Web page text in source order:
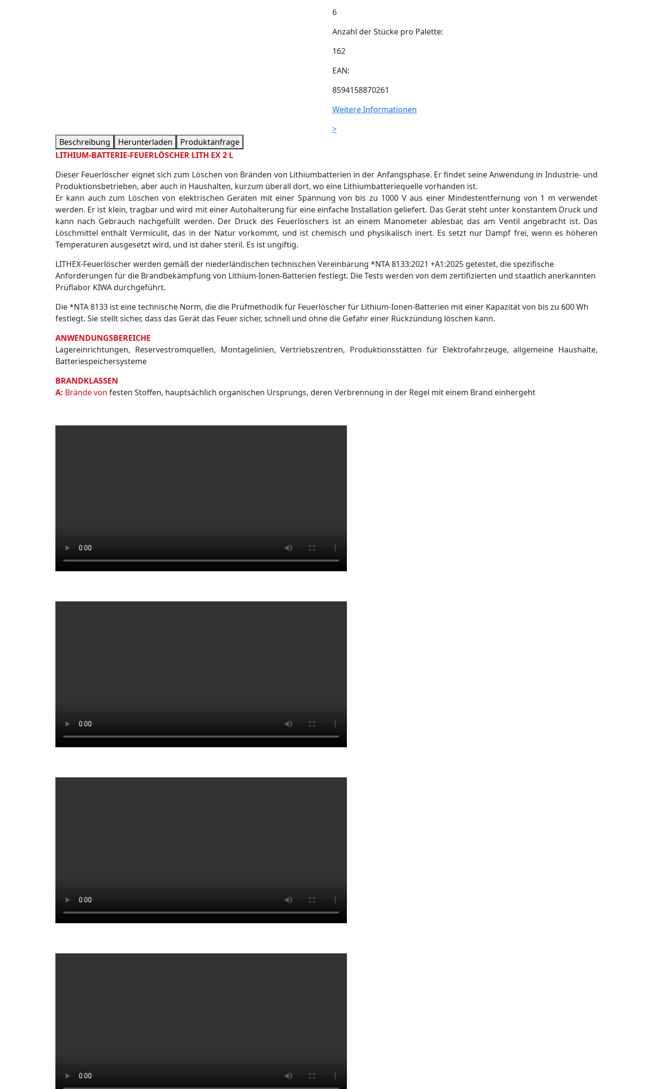
6
Anzahl der Stücke pro Palette:
162
EAN:
8594158870261
Weitere Informationen
>
Beschreibung
Herunterladen
Produktanfrage
LITHIUM-BATTERIE-FEUERLÖSCHER LITH EX 2 L
Dieser Feuerlöscher eignet sich zum Löschen von Bränden von Lithiumbatterien in der Anfangsphase. Er findet seine Anwendung in Industrie- und
Produktionsbetrieben, aber auch in Haushalten, kurzum überall dort, wo eine Lithiumbatteriequelle vorhanden ist.
Er kann auch zum Löschen von elektrischen Geräten mit einer Spannung von bis zu 1000 V aus einer Mindestentfernung von 1 m verwendet
werden. Er ist klein, tragbar und wird mit einer Autohalterung für eine einfache Installation geliefert. Das Gerät steht unter konstantem Druck und
kann nach Gebrauch nachgefüllt werden. Der Druck des Feuerlöschers ist an einem Manometer ablesbar, das am Ventil angebracht ist. Das
Löschmittel enthält Vermiculit, das in der Natur vorkommt, und ist chemisch und physikalisch inert. Es setzt nur Dampf frei, wenn es höheren
Temperaturen ausgesetzt wird, und ist daher steril. Es ist ungiftig.
LITHEX-Feuerlöscher werden gemäß der niederländischen technischen Vereinbarung *NTA 8133:2021 +A1:2025 getestet, die spezifische
Anforderungen für die Brandbekämpfung von Lithium-Ionen-Batterien festlegt. Die Tests werden von dem zertifizierten und staatlich anerkannten
Prüflabor KIWA durchgeführt.
Die *NTA 8133 ist eine technische Norm, die die Prüfmethodik für Feuerlöscher für Lithium-Ionen-Batterien mit einer Kapazität von bis zu 600 Wh
festlegt. Sie stellt sicher, dass das Gerät das Feuer sicher, schnell und ohne die Gefahr einer Rückzündung löschen kann.
ANWENDUNGSBEREICHE
Lagereinrichtungen, Reservestromquellen, Montagelinien, Vertriebszentren, Produktionsstätten für Elektrofahrzeuge, allgemeine Haushalte,
Batteriespeichersysteme
BRANDKLASSEN
A: Brände von festen Stoffen, hauptsächlich organischen Ursprungs, deren Verbrennung in der Regel mit einem Brand einhergeht